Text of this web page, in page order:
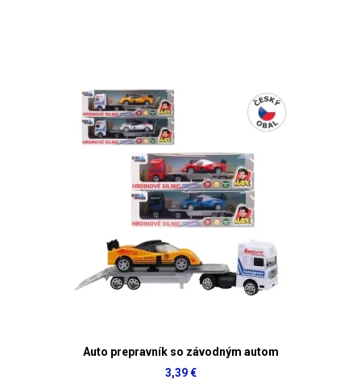
Auto prepravník so závodným autom
3,39 €